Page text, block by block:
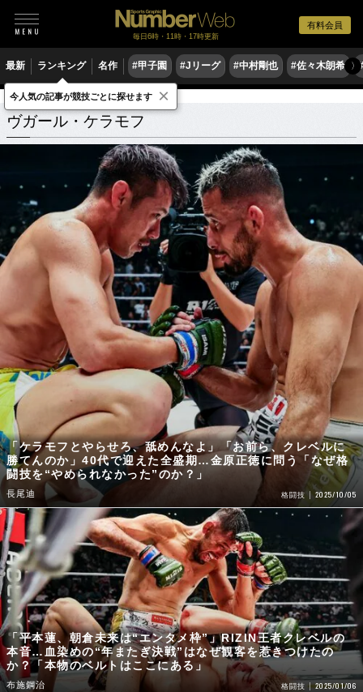
有料会員
毎日6時・11時・17時更新
最新 ランキング 名作 #甲子園 #Jリーグ #中村剛也 #佐々木朗希 〉
ヴガール・ケラモフ 関連記事
ヴガール・ケラモフ
「ケラモフとやらせろ、舐めんなよ」「お前ら、クレベルに
勝てんのか」40代で迎えた全盛期…金原正徳に問う「なぜ格
闘技を“やめられなかった”のか？」
長尾迪 格闘技 2025/10/05
「平本蓮、朝倉未来は“エンタメ枠”」RIZIN王者クレベルの
本音…血染めの“年またぎ決戦”はなぜ観客を惹きつけたの
か？「本物のベルトはここにある」
布施鋼治 格闘技 2025/01/06
今人気の記事が競技ごとに探せます ×